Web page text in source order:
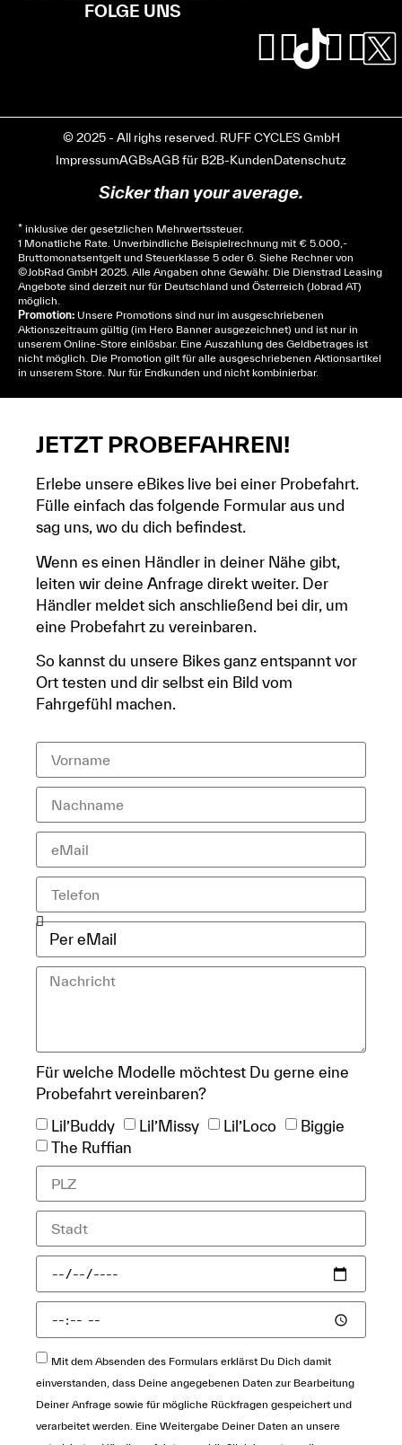
FOLGE UNS
© 2025 - All righs reserved. RUFF CYCLES GmbH
ImpressumAGBsAGB für B2B-KundenDatenschutz
Sicker than your average.
* inklusive der gesetzlichen Mehrwertssteuer.
1 Monatliche Rate. Unverbindliche Beispielrechnung mit € 5.000,-
Bruttomonatsentgelt und Steuerklasse 5 oder 6. Siehe Rechner von
© JobRad GmbH 2025. Alle Angaben ohne Gewähr. Die Dienstrad Leasing
Angebote sind derzeit nur für Deutschland und Österreich (Jobrad AT)
möglich.
Promotion: Unsere Promotions sind nur im ausgeschriebenen
Aktionszeitraum gültig (im Hero Banner ausgezeichnet) und ist nur in
unserem Online-Store einlösbar. Eine Auszahlung des Geldbetrages ist
nicht möglich. Die Promotion gilt für alle ausgeschriebenen Aktionsartikel
in unserem Store. Nur für Endkunden und nicht kombinierbar.
JETZT PROBEFAHREN!
Erlebe unsere eBikes live bei einer Probefahrt.
Fülle einfach das folgende Formular aus und
sag uns, wo du dich befindest.
Wenn es einen Händler in deiner Nähe gibt,
leiten wir deine Anfrage direkt weiter. Der
Händler meldet sich anschließend bei dir, um
eine Probefahrt zu vereinbaren.
So kannst du unsere Bikes ganz entspannt vor
Ort testen und dir selbst ein Bild vom
Fahrgefühl machen.
Für welche Modelle möchtest Du gerne eine
Probefahrt vereinbaren?
Lil’Buddy
Lil’Missy Lil’Loco
Biggie
The Ruffian
Mit dem Absenden des Formulars erklärst Du Dich damit
einverstanden, dass Deine angegebenen Daten zur Bearbeitung
Deiner Anfrage sowie für mögliche Rückfragen gespeichert und
verarbeitet werden. Eine Weitergabe Deiner Daten an unsere